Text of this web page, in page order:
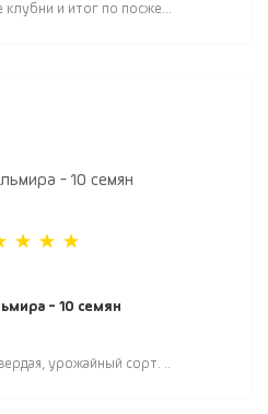
клубни и итог по посже...
- 10 семян
урожайный сорт. ..